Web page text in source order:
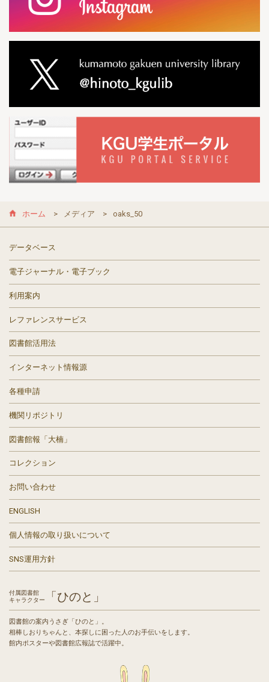
ホーム メディア oaks_50
データベース
電子ジャーナル・電子ブック
利用案内
レファレンスサービス
図書館活用法
インターネット情報源
各種申請
機関リポジトリ
図書館報「大楠」
コレクション
お問い合わせ
ENGLISH
個人情報の取り扱いについて
SNS運用方針
付属図書館
キャラクター
「ひのと」
図書館の案内うさぎ「ひのと」。
相棒しおりちゃんと、本探しに困った人のお手伝いをします。
館内ポスターや図書館広報誌で活躍中。